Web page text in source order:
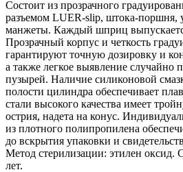
Состоит из прозрачного
разъемом LUER-slip, штока-поршня,
манжеты. Каждый шприц
Прозрачный корпус и четкость
гарантируют точную дозировку и
а также легкое выявление
пузырей. Наличие силиконовой
полости цилиндра обеспечивает
стали высокого качества имеет
острия, надета на конус.
из плотного полипропилена
до вскрытия упаковки и
Метод стерилизации: этилен оксид.
лет.